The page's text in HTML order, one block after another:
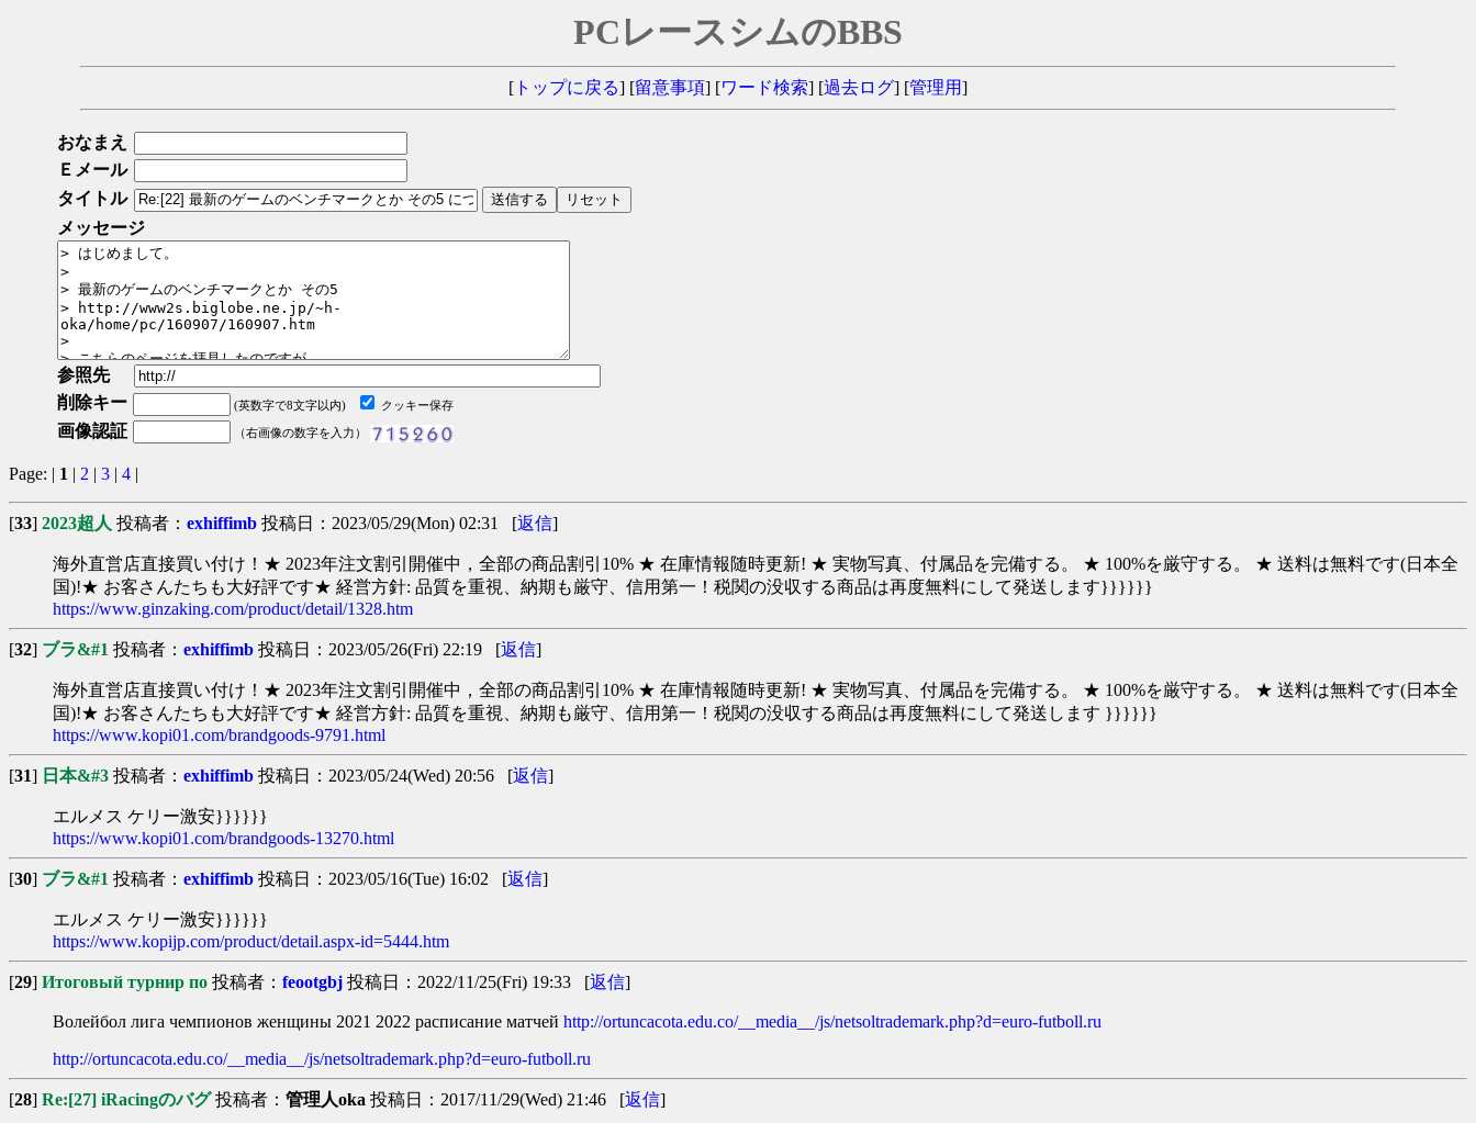
PCレースシムのBBS
[ トップに戻る] [留意事項] [ワード検索] [過去ログ] [管理用]
おなまえ
Ｅメール
タイトル
メッセージ
参照先
削除キー
(英数字で8文字以内) クッキー保存
画像認証 （右画像の数字を入力）
Page: | 1 | 2 | 3 | 4 |
[33] 2023超人 投稿者： exhiffimb 投稿日：2023/05/29(Mon) 02:31 [返信]
海外直営店直接買い付け！★ 2023年注文割引開催中，全部の商品割引10% ★ 在庫情報随時更新! ★ 実物写真、付属品を完備する。 ★ 100%を厳守する。 ★ 送料は無料です(日本全
国)!★ お客さんたちも大好評です★ 経営方針: 品質を重視、納期も厳守、信用第一！税関の没収する商品は再度無料にして発送します}}}}}}
https://www.ginzaking.com/product/detail/1328.htm
[32] ブラ&#1 投稿者： exhiffimb 投稿日：2023/05/26(Fri) 22:19 [返信]
海外直営店直接買い付け！★ 2023年注文割引開催中，全部の商品割引10% ★ 在庫情報随時更新! ★ 実物写真、付属品を完備する。 ★ 100%を厳守する。 ★ 送料は無料です(日本全
国)!★ お客さんたちも大好評です★ 経営方針: 品質を重視、納期も厳守、信用第一！税関の没収する商品は再度無料にして発送します }}}}}}
https://www.kopi01.com/brandgoods-9791.html
[31] 日本&#3 投稿者： exhiffimb 投稿日：2023/05/24(Wed) 20:56 [返信]
エルメス ケリー激安}}}}}}
https://www.kopi01.com/brandgoods-13270.html
[30] ブラ&#1 投稿者： exhiffimb 投稿日：2023/05/16(Tue) 16:02 [返信]
エルメス ケリー激安}}}}}}
https://www.kopijp.com/product/detail.aspx-id=5444.htm
[29] Итоговый турнир по 投稿者： feootgbj 投稿日：2022/11/25(Fri) 19:33 [返信]
Волейбол лига чемпионов женщины 2021 2022 расписание матчей http://ortuncacota.edu.co/__media__/js/netsoltrademark.php?d=euro-futboll.ru
http://ortuncacota.edu.co/__media__/js/netsoltrademark.php?d=euro-futboll.ru
[28] Re:[27] iRacingのバグ投稿者： 管理人oka 投稿日：2017/11/29(Wed) 21:46 [返信]